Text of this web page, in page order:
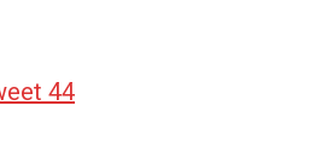
44